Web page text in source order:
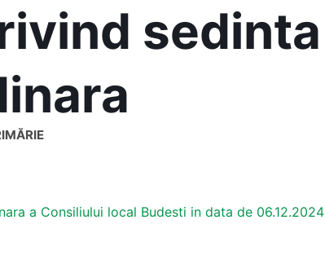
sedinta
a Consiliului local Budesti in data de 06.12.2024